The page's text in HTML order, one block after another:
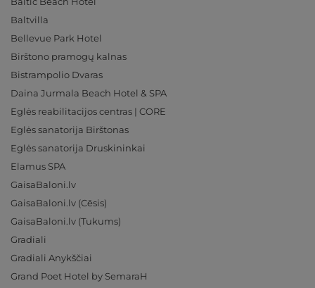
Baltvilla
Bellevue Park Hotel
Birštono pramogų kalnas
Bistrampolio Dvaras
Daina Jurmala Beach Hotel & SPA
Eglės reabilitacijos centras | CORE
Eglės sanatorija Birštonas
Eglės sanatorija Druskininkai
Elamus SPA
GaisaBaloni.lv
GaisaBaloni.lv (Cēsis)
GaisaBaloni.lv (Tukums)
Gradiali
Gradiali Anykščiai
Grand Poet Hotel by SemaraH